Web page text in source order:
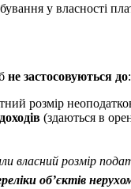
у власності
не застосовуються до:
розмір
(здаються в
власний розмір
об’єктів